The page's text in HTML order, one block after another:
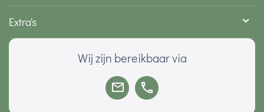
Extra's
Wij zijn bereikbaar via